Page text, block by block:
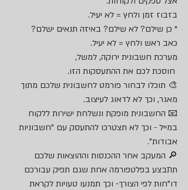
בזבוז זמן ולחץ = לא יעיל.
* כן שילם? לא שילם? באיזה תנאים ישלם?
כאב ראש ולחץ = לא יעיל.
מערכת חשבונית ירוקה, למשל,
🎨 תוכלו לבחור פורמט לחשבונית שלכם מתוך
מאגר, וכך לא לדאוג לעיצוב.
📧 החשבונית מופקת ונשלחת ישירות ללקוח
במייל - וכך לא תצטרכו להתעסק עם "חשבוניות
אבודות".
🔎 המעקב אחר ההכנסות וההוצאות שלכם
תתבצע בפלטפורמה אחת שגם תפיק עבורכם
דו"חות לפי הצורך- וכך תמנעו טעויות לקראת